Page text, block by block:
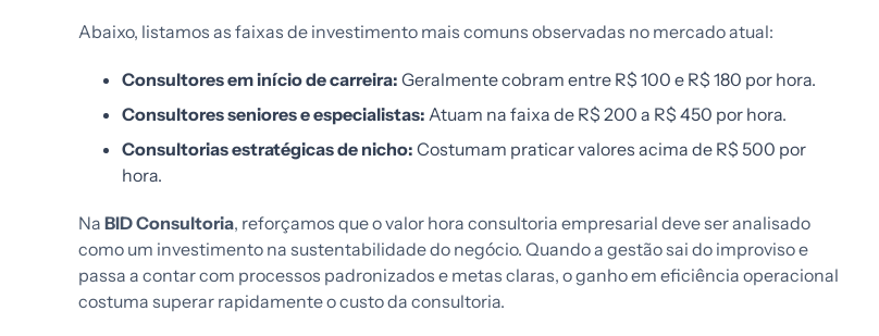
Abaixo, listamos as faixas de investimento mais comuns observadas no mercado atual:
Consultores em início de carreira: Geralmente cobram entre R$ 100 e R$ 180 por hora.
Consultores seniores e especialistas: Atuam na faixa de R$ 200 a R$ 450 por hora.
Consultorias estratégicas de nicho: Costumam praticar valores acima de R$ 500 por
hora.
Na BID Consultoria, reforçamos que o valor hora consultoria empresarial deve ser analisado
como um investimento na sustentabilidade do negócio. Quando a gestão sai do improviso e
passa a contar com processos padronizados e metas claras, o ganho em eficiência operacional
costuma superar rapidamente o custo da consultoria.